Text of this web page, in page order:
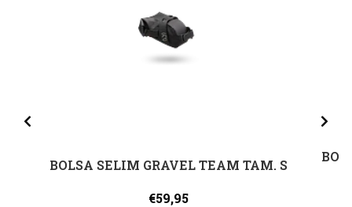
BOLSA SELIM GRAVEL TEAM TAM. S
€59,95